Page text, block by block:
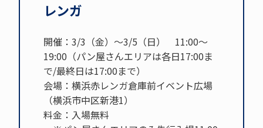
レンガ
開催：3/3（金）～3/5（日） 11:00～
19:00（パン屋さんエリアは各日17:00ま
で/最終日は17:00まで）
会場：横浜赤レンガ倉庫前イベント広場
（横浜市中区新港1）
料金：入場無料